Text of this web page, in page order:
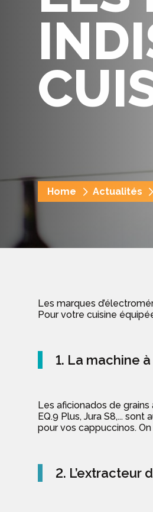
Fil
d'Ariane
Home Actualités
Les marques
Pour votre cuisine
1. La machine
Les aficionados de
EQ.9 Plus, Jura S8,...
pour vos cappuccinos.
2. L’extracteur